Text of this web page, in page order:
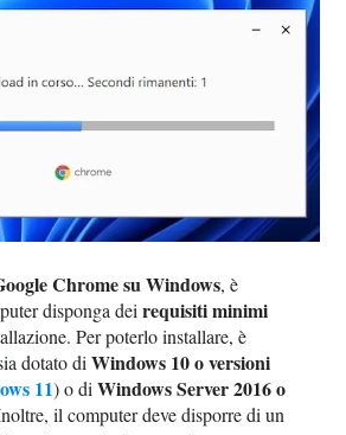
Chrome su Windows, è
disponga deirequisiti minimi
Per poterlo installare, è
dotato diWindows 10 o versioni
11) o diWindows Server 2016 o
il computer deve disporre di un